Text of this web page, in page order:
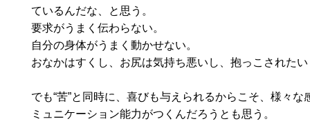
ているんだな、と思う。
要求がうまく伝わらない。
自分の身体がうまく動かせない。
おなかはすくし、お尻は気持ち悪いし、抱っこされた
でも“苦”と同時に、喜びも与えられるからこそ、様々な
ミュニケーション能力がつくんだろうとも思う。